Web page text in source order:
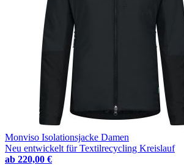
Monviso Isolationsjacke Damen
Neu entwickelt für Textilrecycling Kreislauf
ab 220,00 €